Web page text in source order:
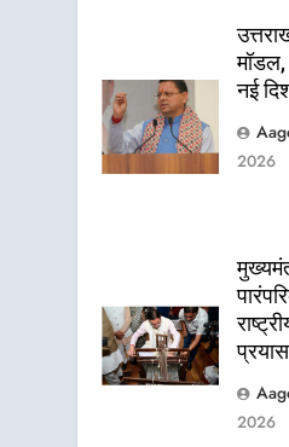
नई
2026
प्रयास
2026